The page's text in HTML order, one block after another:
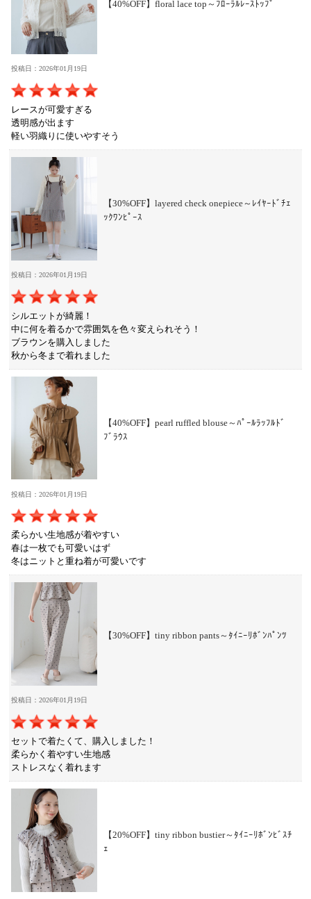
【40%OFF】floral lace top～ﾌﾛｰﾗﾙﾚｰｽﾄｯﾌﾟ
投稿日：2026年01月19日
レースが可愛すぎる
透明感が出ます
軽い羽織りに使いやすそう
【30%OFF】layered check onepiece～ﾚｲﾔｰﾄﾞﾁｪ
ｯｸﾜﾝﾋﾟｰｽ
投稿日：2026年01月19日
シルエットが綺麗！
中に何を着るかで雰囲気を色々変えられそう！
ブラウンを購入しました
秋から冬まで着れました
【40%OFF】pearl ruffled blouse～ﾊﾟｰﾙﾗｯﾌﾙﾄﾞ
ﾌﾞﾗｳｽ
投稿日：2026年01月19日
柔らかい生地感が着やすい
春は一枚でも可愛いはず
冬はニットと重ね着が可愛いです
【30%OFF】tiny ribbon pants～ﾀｲﾆｰﾘﾎﾞﾝﾊﾟﾝﾂ
投稿日：2026年01月19日
セットで着たくて、購入しました！
柔らかく着やすい生地感
ストレスなく着れます
【20%OFF】tiny ribbon bustier～ﾀｲﾆｰﾘﾎﾞﾝﾋﾞｽﾁ
ｪ